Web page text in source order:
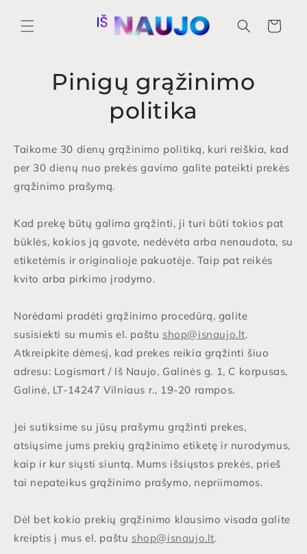
turinį
Krepšelis
Pinigų grąžinimo
politika
Taikome 30 dienų grąžinimo politiką, kuri reiškia, kad
per 30 dienų nuo prekės gavimo galite pateikti prekės
grąžinimo prašymą.
Kad prekę būtų galima grąžinti, ji turi būti tokios pat
būklės, kokios ją gavote, nedėvėta arba nenaudota, su
etiketėmis ir originalioje pakuotėje. Taip pat reikės
kvito arba pirkimo įrodymo.
Norėdami pradėti grąžinimo procedūrą, galite
susisiekti su mumis el. paštu shop@isnaujo.lt.
Atkreipkite dėmesį, kad prekes reikia grąžinti šiuo
adresu: Logismart / Iš Naujo, Galinės g. 1, C korpusas,
Galinė, LT-14247 Vilniaus r., 19-20 rampos.
Jei sutiksime su jūsų prašymu grąžinti prekes,
atsiųsime jums prekių grąžinimo etiketę ir nurodymus,
kaip ir kur siųsti siuntą. Mums išsiųstos prekės, prieš
tai nepateikus grąžinimo prašymo, nepriimamos.
Dėl bet kokio prekių grąžinimo klausimo visada galite
kreiptis į mus el. paštu shop@isnaujo.lt.